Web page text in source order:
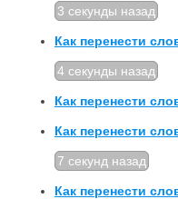
3 секунды назад
Как перенести
4 секунды назад
Как перенести
Как перенести
7 секунд назад
Как перенести